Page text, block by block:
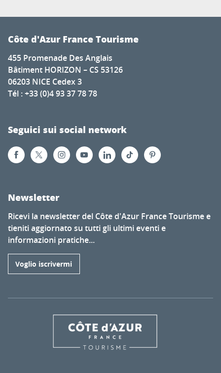
Côte d'Azur France Tourisme
455 Promenade Des Anglais
Bâtiment HORIZON – CS 53126
06203 NICE Cedex 3
Tél : +33 (0)4 93 37 78 78
Seguici sui social network
Newsletter
Ricevi la newsletter del Côte d'Azur France Tourisme e
tieniti aggiornato su tutti gli ultimi eventi e
informazioni pratiche...
Voglio iscrivermi